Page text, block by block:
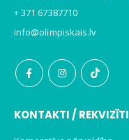
+ 371 67387710
info@olimpiskais.lv
KONTAKTI / REKVIZĪTI